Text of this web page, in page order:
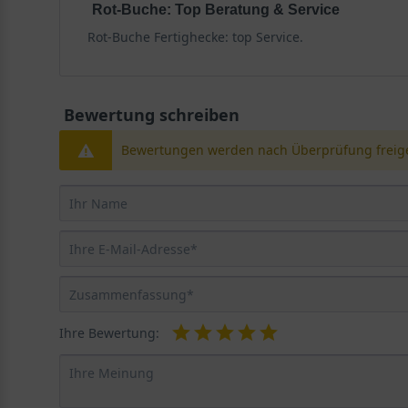
Rot-Buche: Top Beratung & Service
Rot-Buche Fertighecke: top Service.
Bewertung schreiben
Bewertungen werden nach Überprüfung
Ihre Bewertung: